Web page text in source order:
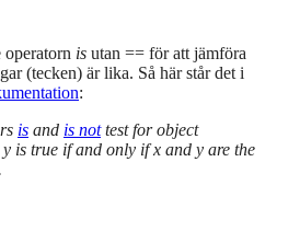
is utan == för att jämföra
(tecken) är lika. Så här står det i
:
is and is nottest for object
y is true if and only if x and y are the